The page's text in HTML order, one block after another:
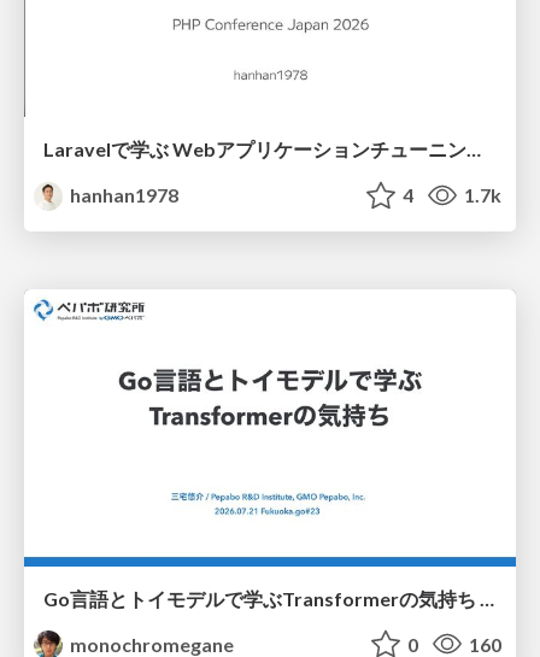
Laravelで学ぶ Webアプリケーションチューニング入門/web_application_tuning_101
hanhan1978
4 1.7k
monochromegane
0 160